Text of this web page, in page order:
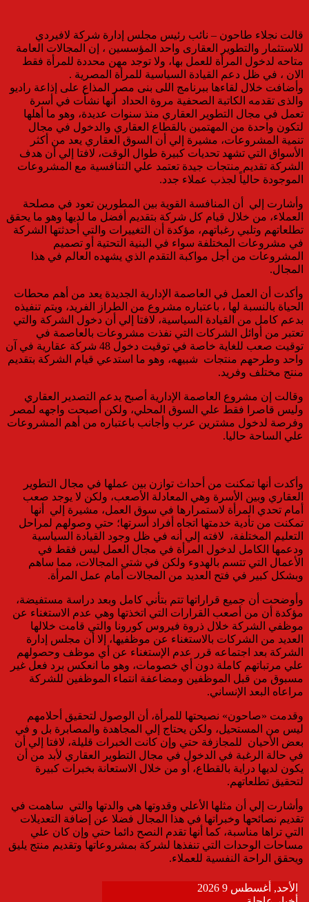
قالت نجلاء طاحون – نائب رئيس مجلس إدارة شركة لافيردي
للاستثمار والتطوير العقارى واحد المؤسسين ، إن المجالات العامة
متاحه لدخول المرأة للعمل بها، ولا توجد مهن محددة للمرأة فقط
الان ، في ظل دعم القيادة السياسية للمرأة المصرية .
وأضافت خلال لقاءها ببرنامج اللى بنى مصر المذاع على إذاعة راديو
والذى تقدمه الكاتبة الصحفية مروة الحداد أنها نشأت في أسرة
تعمل في مجال التطوير العقاري منذ سنوات عديدة، وهو ما أهلها
لتكون واحدة من المهتمين بالقطاع العقاري والدخول في مجال
تنمية المشروعات، مشيرة إلي أن السوق العقاري يعد من أكثر
الأسواق التي تشهد تحديات كبيرة طوال الوقت، لافتا إلي أن هدف
الشركة تقديم منتجات جيدة تعتمد علي التنافسية مع المشروعات
الموجودة حالياً لجذب عملاء جدد.
وأشارت إلي أن المنافسة القوية بين المطورين تعود في مصلحة
العملاء، من خلال قيام كل شركة بتقديم أفضل ما لديها وهو ما يحقق
تطلعاتهم وتلبي رغباتهم، مؤكدة أن التغييرات والتي أحدثتها الشركة
في مشروعات المختلفة سواء في البنية التحتية أو تصميم
المشروعات من أجل مواكبة التقدم الذي يشهده العالم في هذا
المجال.
وأكدت أن العمل في العاصمة الإدارية الجديدة يعد من أهم محطات
الحياة بالنسبة لها ، باعتباره مشروع من الطراز الفريد، ويتم تنفيذه
بدعم كامل من القيادة السياسية، لافتا إلي أن دخول الشركة والتي
تعتبر من أوائل الشركات التي نفذت مشروعات بالعاصمة في
توقيت صعب للغاية خاصة في توقيت دخول 48 شركة عقارية في آن
واحد وطرحهم منتجات شبيهه، وهو ما استدعي قيام الشركة بتقديم
منتج مختلف وفريد.
وقالت إن مشروع العاصمة الإدارية أصبح يدعم التصدير العقاري
وليس قاصرا فقط علي السوق المحلي، ولكن أصبحت واجهه لمصر
وفرصة لدخول مشترين عرب وأجانب باعتباره من أهم المشروعات
علي الساحة حاليا.
وأكدت أنها تمكنت من أحداث توازن بين عملها في مجال التطوير
العقاري وبين الأسرة وهي المعادلة الأصعب، ولكن لا يوجد صعب
أمام تحدي المرأة لاستمرارها في سوق العمل، مشيرة إلي أنها
تمكنت من تأدية خدمتها اتجاه أفراد أسرتها؛ حتي وصولهم لمراحل
التعليم المختلفة، لافته إلي أنه في ظل وجود القيادة السياسية
ودعمها الكامل لدخول المرأة في مجال العمل ليس فقط في
الأعمال التي تتسم بالهدوء ولكن في شتي المجالات، مما ساهم
وبشكل كبير في فتح العديد من المجالات أمام عمل المرأة.
وأوضحت أن جميع قراراتها تتم بتأني كامل وبعد دراسة مستفيضة،
مؤكدة أن من أصعب القرارات التي اتخذتها وهي عدم الاستغناء عن
موظفي الشركة خلال ذروة فيروس كورونا والتي قامت خلالها
العديد من الشركات بالاستغناء عن موظفيها، إلا أن مجلس إدارة
الشركة بعد اجتماعه قرر عدم الإستغناء عن أي موظف وحصولهم
علي مرتباتهم كاملة دون أي خصومات، وهو ما انعكس برد فعل غير
مسبوق من قبل الموظفين ومضاعفة انتماء الموظفين للشركة
مراعاه البعد الإنساني.
وقدمت «صاحون» نصيحتها للمرأة، أن الوصول لتحقيق أحلامهم
ليس من المستحيل، ولكن يحتاج إلي المجاهدة والمصابرة بل و في
بعض الأحيان للمجازفة حتي وإن كانت الخبرات قليلة، لافتا إلي أن
في حالة الرغبة في الدخول في مجال التطوير العقاري لأبد من أن
يكون لديها دراية بالقطاع، أو من خلال الاستعانة بخبرات كبيرة
لتحقيق تطلعاتهم.
وأشارت إلي أن مثلها الأعلي وقدوتها هي والدتها والتي ساهمت في
تقديم نصائحها وخبراتها في هذا المجال فضلا عن إضافة التعديلات
التي تراها مناسبة، كما أنها تقدم النصح دائما حتي وإن كان علي
مساحات الوحدات التي تنفذها لشركة بمشروعاتها وتقديم منتج يليق
ويحقق الراحة النفسية للعملاء.